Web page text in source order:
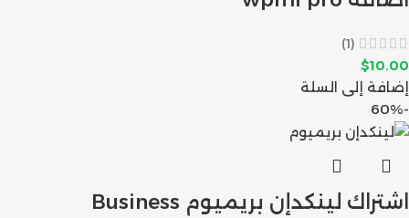
(1)
$10.00
إضافة إلى السلة
-60%
اشتراك لينكدإن بريميوم Business